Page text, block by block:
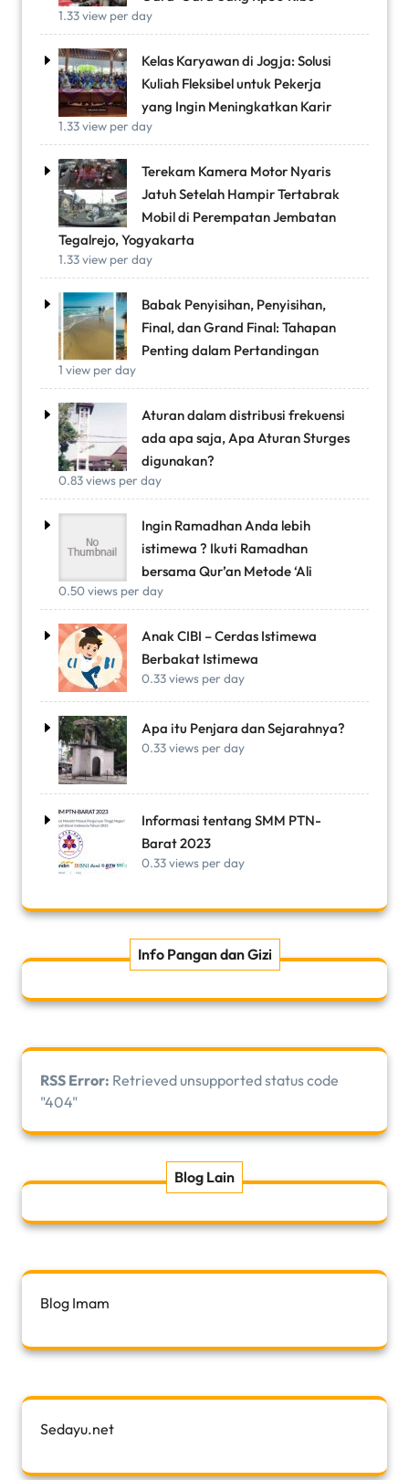
1.33 view per day
Kelas Karyawan di Jogja: Solusi
Kuliah Fleksibel untuk Pekerja
yang Ingin Meningkatkan Karir
1.33 view per day
Terekam Kamera Motor Nyaris
Jatuh Setelah Hampir Tertabrak
Mobil di Perempatan Jembatan
Tegalrejo, Yogyakarta
1.33 view per day
Babak Penyisihan, Penyisihan,
Final, dan Grand Final: Tahapan
Penting dalam Pertandingan
1 view per day
Aturan dalam distribusi frekuensi
ada apa saja, Apa Aturan Sturges
digunakan?
0.83 views per day
Ingin Ramadhan Anda lebih
istimewa ? Ikuti Ramadhan
bersama Qur’an Metode ‘Ali
0.50 views per day
Anak CIBI – Cerdas Istimewa
Berbakat Istimewa
0.33 views per day
Apa itu Penjara dan Sejarahnya?
0.33 views per day
Informasi tentang SMM PTN-
Barat 2023
0.33 views per day
Info Pangan dan Gizi
RSS Error: Retrieved unsupported status code
"404"
Blog Lain
Blog Imam
Sedayu.net